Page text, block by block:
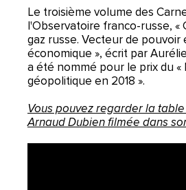
Le troisième volume des
l'Observatoire franco-russe, «
gaz russe. Vecteur de pouvoir
économique », écrit par
a été nommé pour le prix du «
géopolitique en 2018 ».
Vous pouvez regarder la
Arnaud Dubien filmée dans